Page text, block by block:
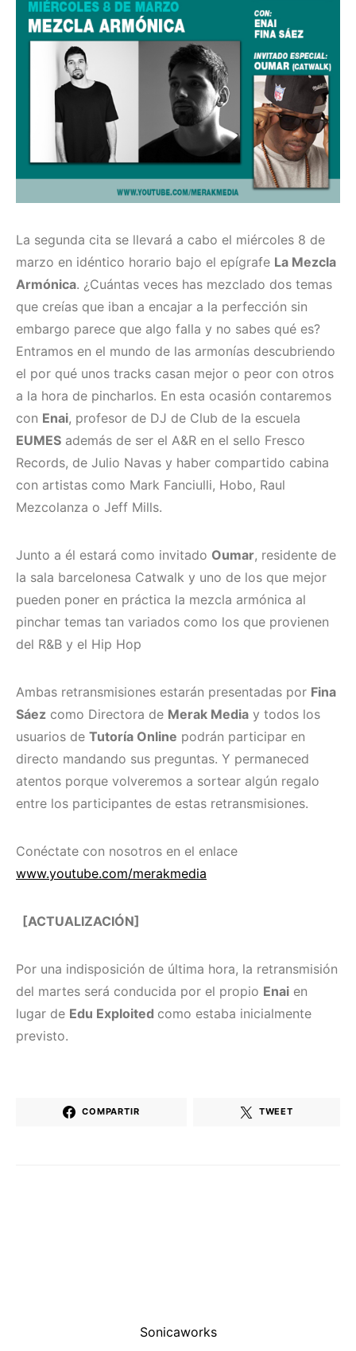
La segunda cita se llevará a cabo el miércoles 8 de
marzo en idéntico horario bajo el epígrafe La Mezcla
Armónica. ¿Cuántas veces has mezclado dos temas
que creías que iban a encajar a la perfección sin
embargo parece que algo falla y no sabes qué es?
Entramos en el mundo de las armonías descubriendo
el por qué unos tracks casan mejor o peor con otros
a la hora de pincharlos. En esta ocasión contaremos
con Enai, profesor de DJ de Club de la escuela
EUMES además de ser el A&R en el sello Fresco
Records, de Julio Navas y haber compartido cabina
con artistas como Mark Fanciulli, Hobo, Raul
Mezcolanza o Jeff Mills.
Junto a él estará como invitado Oumar, residente de
la sala barcelonesa Catwalk y uno de los que mejor
pueden poner en práctica la mezcla armónica al
pinchar temas tan variados como los que provienen
del R&B y el Hip Hop
Ambas retransmisiones estarán presentadas por Fina
Sáez como Directora de Merak Media y todos los
usuarios de Tutoría Online podrán participar en
directo mandando sus preguntas. Y permaneced
atentos porque volveremos a sortear algún regalo
entre los participantes de estas retransmisiones.
Conéctate con nosotros en el enlace
www.youtube.com/merakmedia
[ACTUALIZACIÓN]
Por una indisposición de última hora, la retransmisión
del martes será conducida por el propio Enai en
lugar de Edu Exploited como estaba inicialmente
previsto.
COMPARTIR TWEET
Sonicaworks